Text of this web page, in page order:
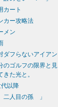
カート
カー攻略法
メン
ダフらないアイアン
のゴルフの限界と見
きた光と。
以降
二人目の孫 」